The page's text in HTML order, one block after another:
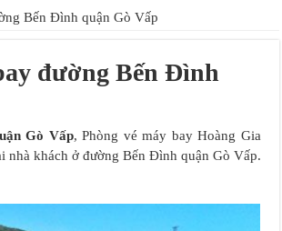
Bến Đình quận Gò Vấp
đường Bến Đình
Gò Vấp, Phòng vé máy bay Hoàng Gia
nhà khách ở đường Bến Đình quận Gò Vấp.